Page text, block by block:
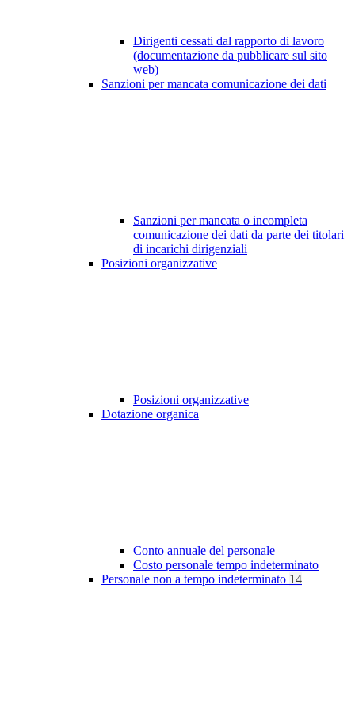
Dirigenti cessati dal rapporto di lavoro
(documentazione da pubblicare sul sito
web)
Sanzioni per mancata comunicazione dei dati
Sanzioni per mancata o incompleta
comunicazione dei dati da parte dei titolari
di incarichi dirigenziali
Posizioni organizzative
Posizioni organizzative
Dotazione organica
Conto annuale del personale
Costo personale tempo indeterminato
Personale non a tempo indeterminato 14